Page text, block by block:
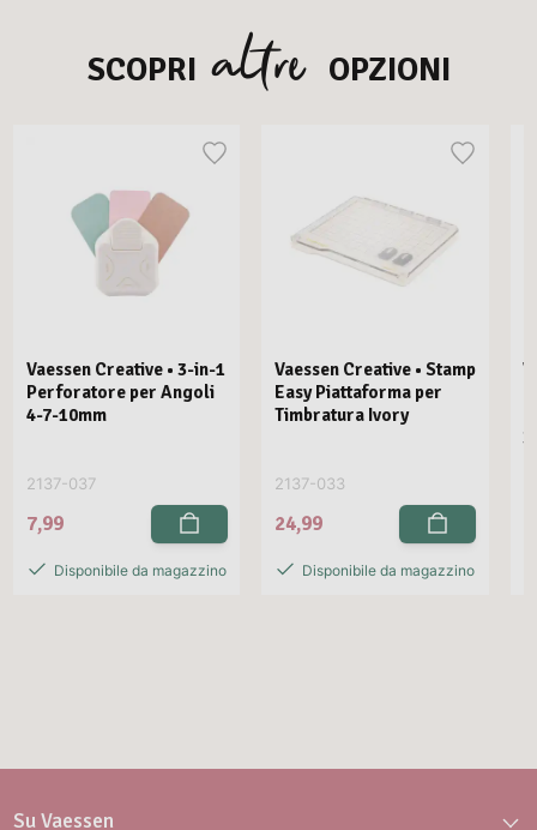
SCOPRI altre OPZIONI
Vaessen Creative • 3-in-1
Perforatore per Angoli
4-7-10mm
2137-037
7,99
Disponibile da magazzino
Vaessen Creative • Stamp
Easy Piattaforma per
Timbratura Ivory
2137-033
24,99
Disponibile da magazzino
Su Vaessen